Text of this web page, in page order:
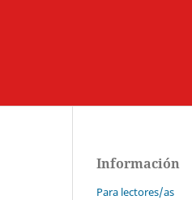
Información
Para lectores/as